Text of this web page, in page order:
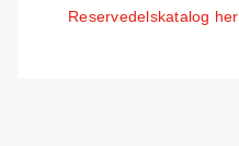
Reservedelskatalog her